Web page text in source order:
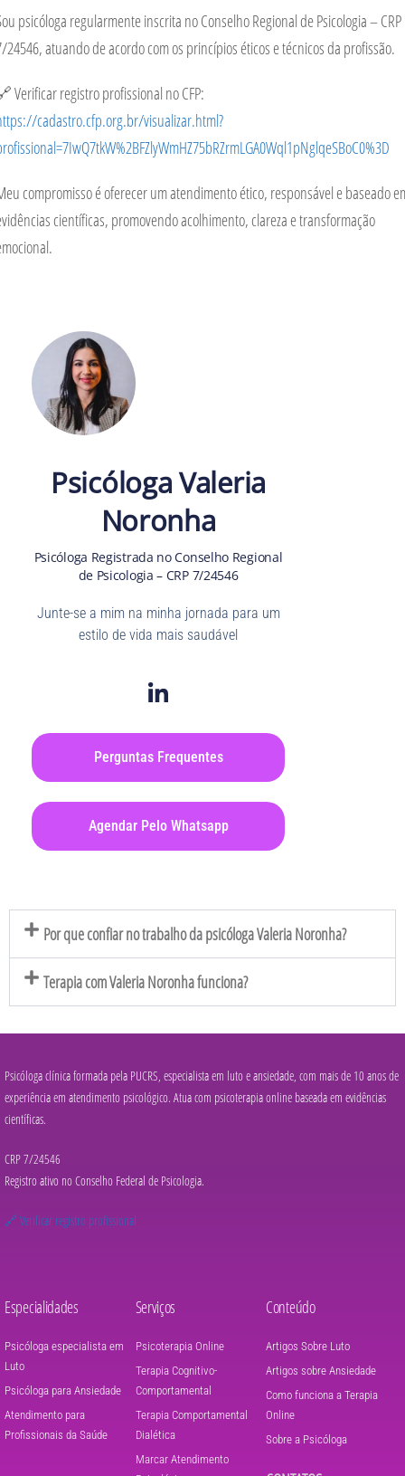
psicóloga regularmente inscrita noConselho Regional de Psicologia – CRP
24546, atuando de acordo com os princípios éticos e técnicos da profissão.
Verificar registro profissional no CFP:
cadastro.cfp.org.br/visualizar.html?
compromisso é oferecer um atendimento ético, responsável e baseado
científicas, promovendo acolhimento, clareza e transformação
Psicóloga Valeria
Noronha
Psicóloga Registrada no Conselho Regional
de Psicologia – CRP 7/24546
Junte-se a mim na minha jornada para um
estilo de vida mais saudável
Perguntas Frequentes
Agendar Pelo Whatsapp
Por que confiar no trabalho da psicóloga Valeria Noronha?
Terapia com Valeria Noronha funciona?
Psicóloga clínica formada pela PUCRS, especialista em luto e ansiedade, com mais de 10 anos de
experiência em atendimento psicológico. Atua com psicoterapia online baseada em evidências
científicas.
CRP 7/24546
Registro ativo no Conselho Federal de Psicologia.
🔗 Verificar registro profissional
Especialidades
Psicóloga especialista em
Luto
Psicóloga para Ansiedade
Atendimento para
Profissionais da Saúde
Serviços
Psicoterapia Online
Terapia Cognitivo-
Comportamental
Terapia Comportamental
Dialética
Marcar Atendimento
Conteúdo
Artigos Sobre Luto
Artigos sobre Ansiedade
Como funciona a Terapia
Online
Sobre a Psicóloga